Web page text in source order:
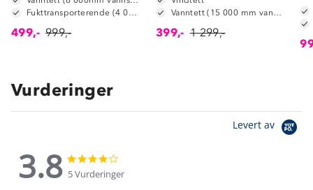
499,- 999,- 399,- 1 299,-
Vurderinger
Levert av
3.8
3.8
star
rating
star
5 Vurderinger